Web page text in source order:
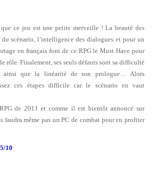
que ce jeu est une petite merveille ! La beauté des
scénario, l’intelligence des dialogues et pour un
en français font de ce RPG le Must Have pour
rôle. Finalement, ses seuls défauts sont sa difficulté
ainsi que la linéarité de son prologue… Alors
ces étapes difficile car le scénario en vaut
de 2011 et comme il est bientôt annoncé sur
faudra même pas un PC de combat pour en profiter
10